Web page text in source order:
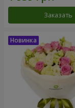
Заказать